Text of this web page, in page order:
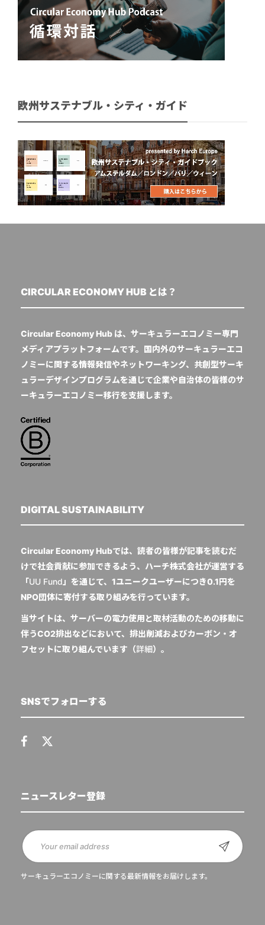
欧州サステナブル・シティ・ガイド
CIRCULAR ECONOMY HUB とは？
Circular Economy Hub は、サーキュラーエコノミー専門
メディアプラットフォームです。国内外のサーキュラーエコ
ノミーに関する情報発信やネットワーキング、共創型サーキ
ュラーデザインプログラムを通じて企業や自治体の皆様のサ
ーキュラーエコノミー移行を支援します。
DIGITAL SUSTAINABILITY
Circular Economy Hubでは、読者の皆様が記事を読むだ
けで社会貢献に参加できるよう、ハーチ株式会社が運営する
「UU Fund 」を通じて、1ユニークユーザーにつき0.1円を
NPO団体に寄付する取り組みを行っています。
当サイトは、サーバーの電力使用と取材活動のための移動に
伴うCO2排出などにおいて、排出削減およびカーボン・オ
フセットに取り組んでいます（詳細）。
SNSでフォローする
ニュースレター登録
サーキュラーエコノミーに関する最新情報をお届けします。